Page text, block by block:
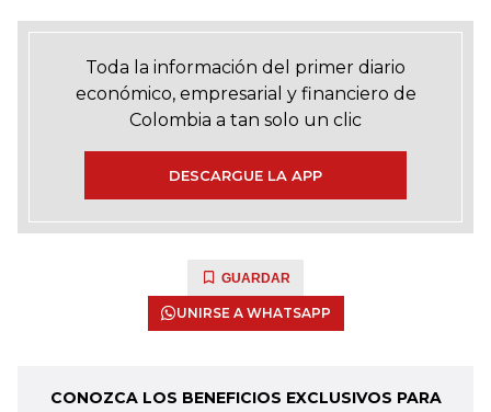
Toda la información del primer diario
económico, empresarial y financiero de
Colombia a tan solo un clic
DESCARGUE LA APP
GUARDAR
UNIRSE A WHATSAPP
CONOZCA LOS BENEFICIOS EXCLUSIVOS PARA